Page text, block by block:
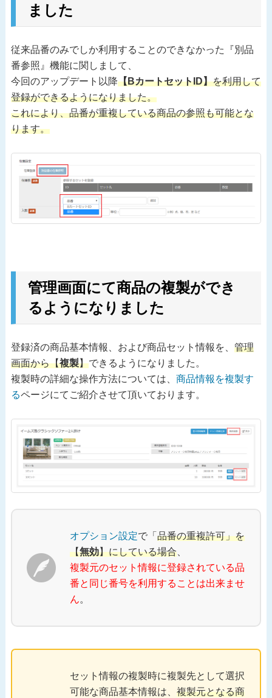
ました
従来品番のみでしか利用することのできなかった『別品
番参照』機能に関しまして、
今回のアップデート以降【BカートセットID】を利用して
登録ができるようになりました。
これにより、品番が重複している商品の参照も可能とな
ります。
管理画面にて商品の複製ができ
るようになりました
登録済の商品基本情報、および商品セット情報を、 管理
画面から【複製】できるようになりました。
複製時の詳細な操作方法については、 商品情報を複製す
るページにてご紹介させて頂いております。
オプション設定で「 品番の重複許可」を
【無効】にしている場合、
複製元のセット情報に登録されている品
番と同じ番号を利用することは出来ませ
ん。
セット情報の複製時に複製先として選択
可能な商品基本情報は、 複製元となる商